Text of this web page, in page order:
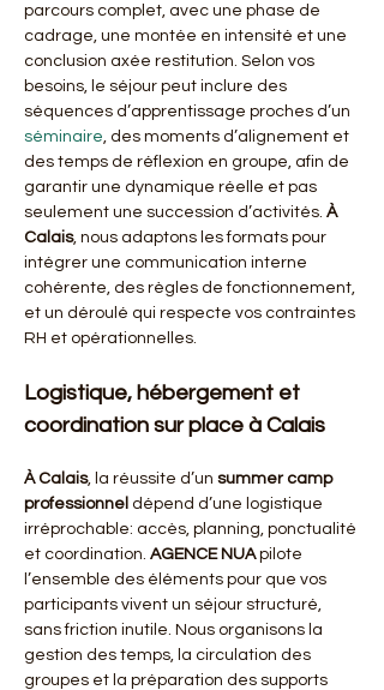
parcours complet, avec une phase de
cadrage, une montée en intensité et une
conclusion axée restitution. Selon vos
besoins, le séjour peut inclure des
séquences d’apprentissage proches d’un
séminaire, des moments d’alignement et
des temps de réflexion en groupe, afin de
garantir une dynamique réelle et pas
seulement une succession d’activités. À
Calais, nous adaptons les formats pour
intégrer une communication interne
cohérente, des règles de fonctionnement,
et un déroulé qui respecte vos contraintes
RH et opérationnelles.
Logistique, hébergement et
coordination sur place à Calais
À Calais, la réussite d’un summer camp
professionnel dépend d’une logistique
irréprochable: accès, planning, ponctualité
et coordination. AGENCE NUA pilote
l’ensemble des éléments pour que vos
participants vivent un séjour structuré,
sans friction inutile. Nous organisons la
gestion des temps, la circulation des
groupes et la préparation des supports